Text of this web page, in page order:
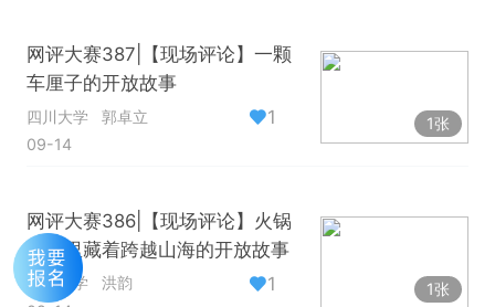
网评大赛387|【现场评论】一颗
车厘子的开放故事
四川大学 郭卓立 1
09-14
1张
网评大赛386|【现场评论】火锅
底料里藏着跨越山海的开放故事
重庆大学 洪韵 1 1张